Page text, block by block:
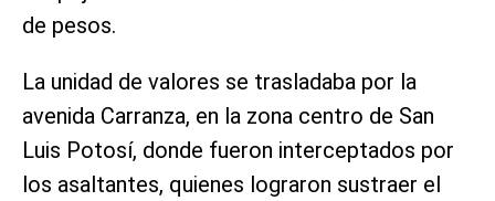
de pesos.
La unidad de valores se trasladaba por la
avenida Carranza, en la zona centro de San
Luis Potosí, donde fueron interceptados por
los asaltantes, quienes lograron sustraer el